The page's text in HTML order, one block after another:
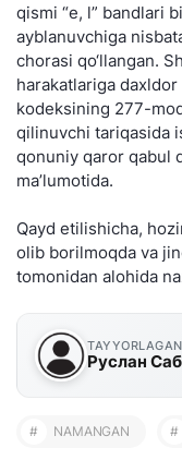
qismi “e, l” bandlari
ayblanuvchiga
chorasi qo‘llangan.
harakatlariga
kodeksining 277-
qilinuvchi tariqasida
qonuniy qaror qabul
ma’lumotida.
Qayd etilishicha,
olib borilmoqda va
tomonidan alohida
TAYYORLAGAN
Руслан
# NAMANGAN #